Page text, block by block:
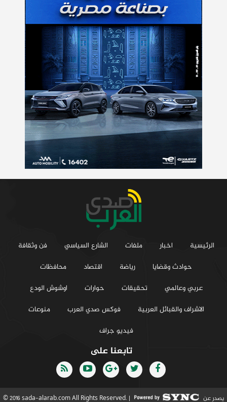
الرئيسية اخبار ملفات الشارع السياسي
فن وثقافة
حوادث وقضايا
رياضة اقتصاد
محافظات
عربي وعالمي
تحقيقات حوارات
اوشوش الودع
الاشراف والقبائل العربية
فوكس صدي العرب
منوعات
فيديو جراف
تابعنا على
© 2016 sada-alarab.com All Rights Reserved. | يصدر عن